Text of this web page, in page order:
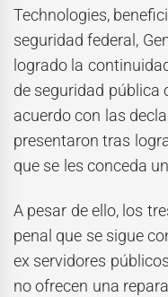
Technologies,
seguridad federal,
logrado la
de seguridad pública
acuerdo con las
presentaron tras
que se les conceda
A pesar de ello, los
penal que se sigue
ex servidores
no ofrecen una